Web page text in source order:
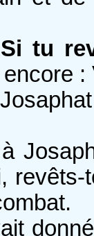
tu
encore